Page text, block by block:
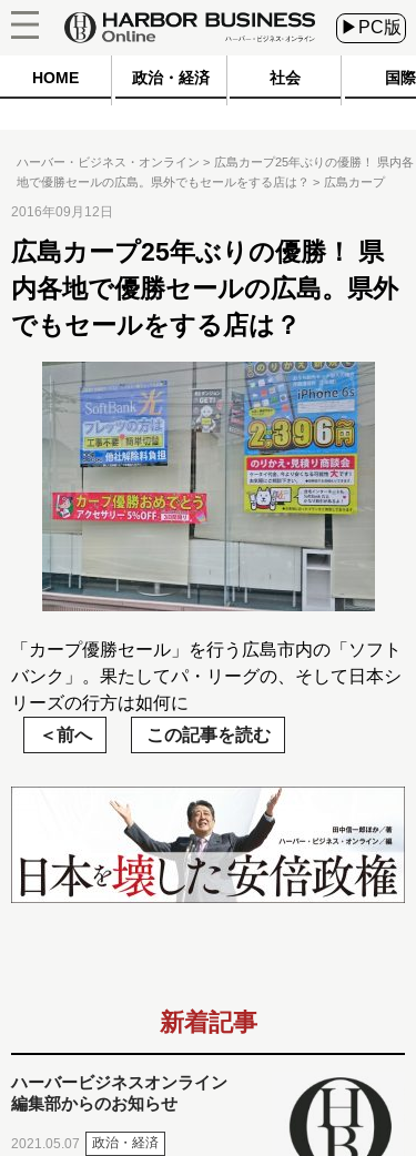
▶PC版
HOME 政治・経済 社会 国際
ハーバー・ビジネス・オンライン
広島カープ25年ぶりの優勝！ 県内各
地で優勝セールの広島。県外でもセールをする店は？
広島カープ
2016年09月12日
広島カープ25年ぶりの優勝！ 県
内各地で優勝セールの広島。県外
でもセールをする店は？
「カープ優勝セール」を行う広島市内の「ソフト
バンク」。果たしてパ・リーグの、そして日本シ
リーズの行方は如何に
前へ
この記事を読む
新着記事
ハーバービジネスオンライン
編集部からのお知らせ
2021.05.07 政治・経済